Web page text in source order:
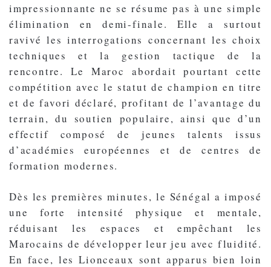
impressionnante ne se résume pas à une simple
élimination en demi-finale. Elle a surtout
ravivé les interrogations concernant les choix
techniques et la gestion tactique de la
rencontre. Le Maroc abordait pourtant cette
compétition avec le statut de champion en titre
et de favori déclaré, profitant de l’avantage du
terrain, du soutien populaire, ainsi que d’un
effectif composé de jeunes talents issus
d’académies européennes et de centres de
formation modernes.
Dès les premières minutes, le Sénégal a imposé
une forte intensité physique et mentale,
réduisant les espaces et empêchant les
Marocains de développer leur jeu avec fluidité.
En face, les Lionceaux sont apparus bien loin